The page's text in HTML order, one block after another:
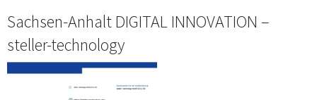
Sachsen-Anhalt DIGITAL INNOVATION –
steller-technology